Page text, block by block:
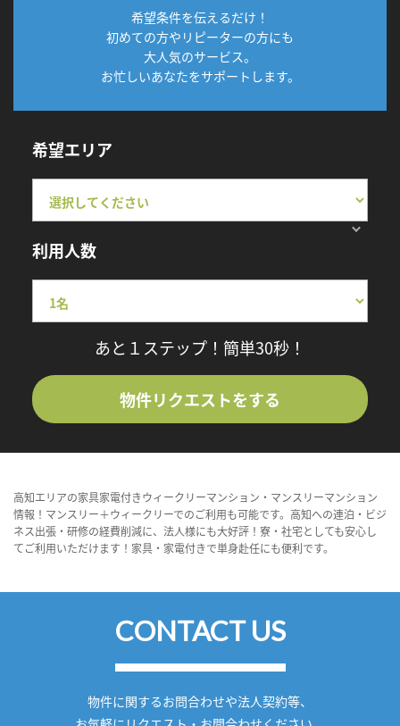
希望条件を伝えるだけ！
初めての方やリピーターの方にも
大人気のサービス。
お忙しいあなたをサポートします。
希望エリア
利用人数
あと１ステップ！簡単30秒！
物件リクエストをする
高知エリアの家具家電付きウィークリーマンション・マンスリーマンション
情報！マンスリー＋ウィークリーでのご利用も可能です。高知への連泊・ビジ
ネス出張・研修の経費削減に、法人様にも大好評！寮・社宅としても安心し
てご利用いただけます！家具・家電付きで単身赴任にも便利です。
CONTACT US
物件に関するお問合わせや法人契約等、